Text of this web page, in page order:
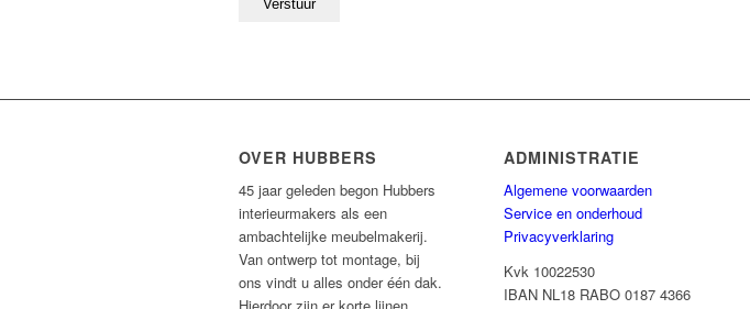
OVER HUBBERS
45 jaar geleden begon Hubbers
interieurmakers als een
ambachtelijke meubelmakerij.
Van ontwerp tot montage, bij
ons vindt u alles onder één dak.
ADMINISTRATIE
Algemene voorwaarden
Service en onderhoud
Privacyverklaring
Kvk 10022530
IBAN NL18 RABO 0187 4366